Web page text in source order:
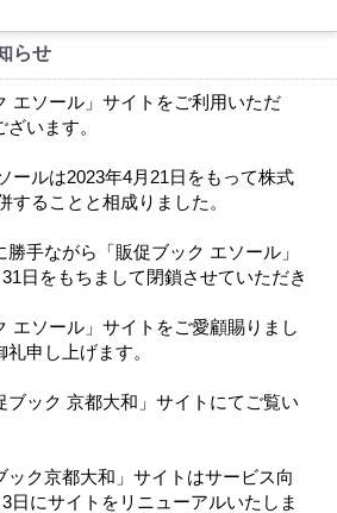
らせ
エソール」サイトをご利用いただ
います。
ールは2023年4月21日をもって株式
することと相成りました。
手ながら「販促ブック エソール」
日をもちまして閉鎖させていただき
エソール」サイトをご愛顧賜りまし
申し上げます。
ブック 京都大和」サイトにてご覧い
ック京都大和」サイトはサービス向
3日にサイトをリニューアルいたしま